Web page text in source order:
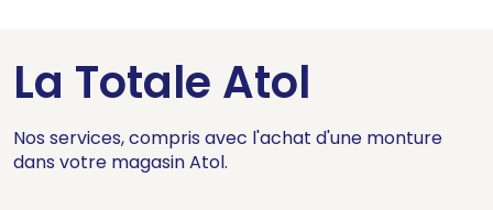
La Totale Atol
Nos services, compris avec l'achat d'une monture
dans votre magasin Atol.